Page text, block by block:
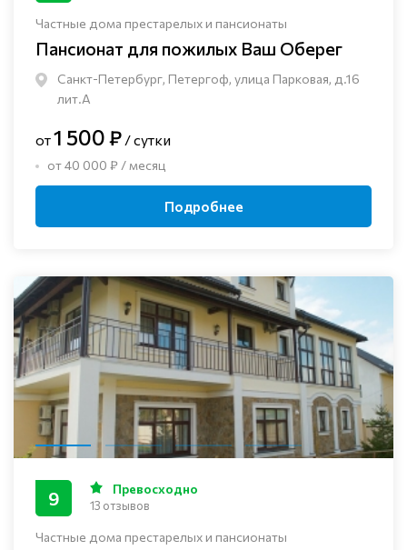
Частные дома престарелых и пансионаты
Пансионат для пожилых Ваш Оберег
Санкт-Петербург, Петергоф, улица Парковая, д.16
лит.А
от1 500 ₽ / сутки
от 40 000 ₽ / месяц
Подробнее
Частные дома престарелых и пансионаты
9 Превосходно
13 отзывов